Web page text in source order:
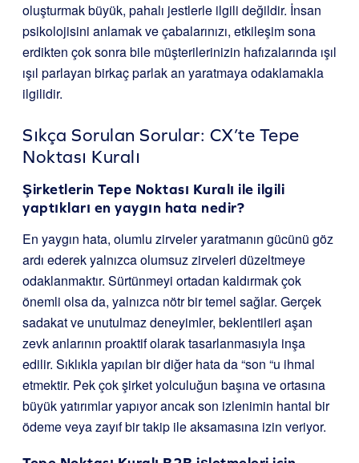
oluşturmak büyük, pahalı jestlerle ilgili değildir. İnsan
psikolojisini anlamak ve çabalarınızı, etkileşim sona
erdikten çok sonra bile müşterilerinizin hafızalarında ışıl
ışıl parlayan birkaç parlak an yaratmaya odaklamakla
ilgilidir.
Sıkça Sorulan Sorular: CX’te Tepe
Noktası Kuralı
Şirketlerin Tepe Noktası Kuralı ile ilgili
yaptıkları en yaygın hata nedir?
En yaygın hata, olumlu zirveler yaratmanın gücünü göz
ardı ederek yalnızca olumsuz zirveleri düzeltmeye
odaklanmaktır. Sürtünmeyi ortadan kaldırmak çok
önemli olsa da, yalnızca nötr bir temel sağlar. Gerçek
sadakat ve unutulmaz deneyimler, beklentileri aşan
zevk anlarının proaktif olarak tasarlanmasıyla inşa
edilir. Sıklıkla yapılan bir diğer hata da “son “u ihmal
etmektir. Pek çok şirket yolculuğun başına ve ortasına
büyük yatırımlar yapıyor ancak son izlenimin hantal bir
ödeme veya zayıf bir takip ile aksamasına izin veriyor.